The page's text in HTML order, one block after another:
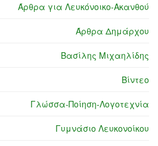
Άρθρα για Λευκόνοικο-Ακανθού
Άρθρα Δημάρχου
Βασίλης Μιχαηλίδης
Βίντεο
Γλώσσα-Ποίηση-Λογοτεχνία
Γυμνάσιο Λευκονοίκου